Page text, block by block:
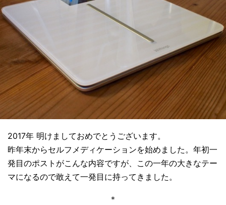
2017年 明けましておめでとうございます。
昨年末からセルフメディケーションを始めました。年初一
発目のポストがこんな内容ですが、この一年の大きなテー
マになるので敢えて一発目に持ってきました。
＊